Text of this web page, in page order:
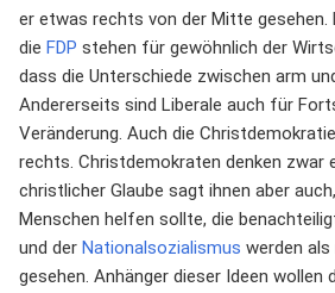
er etwas rechts von der Mitte gesehen.
die FDP stehen für gewöhnlich der
dass die Unterschiede zwischen arm
Andererseits sind Liberale auch für
Veränderung. Auch die
rechts. Christdemokraten denken zwar
christlicher Glaube sagt ihnen aber
Menschen helfen sollte, die
und der Nationalsozialismus werden
gesehen. Anhänger dieser Ideen wollen